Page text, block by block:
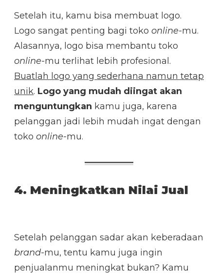
Setelah itu, kamu bisa membuat logo.
Logo sangat penting bagi toko online-mu.
Alasannya, logo bisa membantu toko
online-mu terlihat lebih profesional.
Buatlah logo yang sederhana namun tetap
unik. Logo yang mudah diingat akan
menguntungkan kamu juga, karena
pelanggan jadi lebih mudah ingat dengan
toko online-mu.
4. Meningkatkan Nilai Jual
Setelah pelanggan sadar akan keberadaan
brand-mu, tentu kamu juga ingin
penjualanmu meningkat bukan? Kamu